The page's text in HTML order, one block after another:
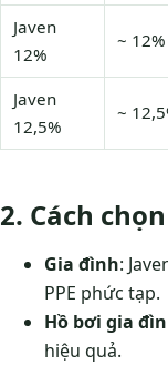
Javen
12%
~
Javen
12,5%
~
2. Cách
Gia đình:
PPE phức tạp.
Hồ bơi gia
hiệu quả.